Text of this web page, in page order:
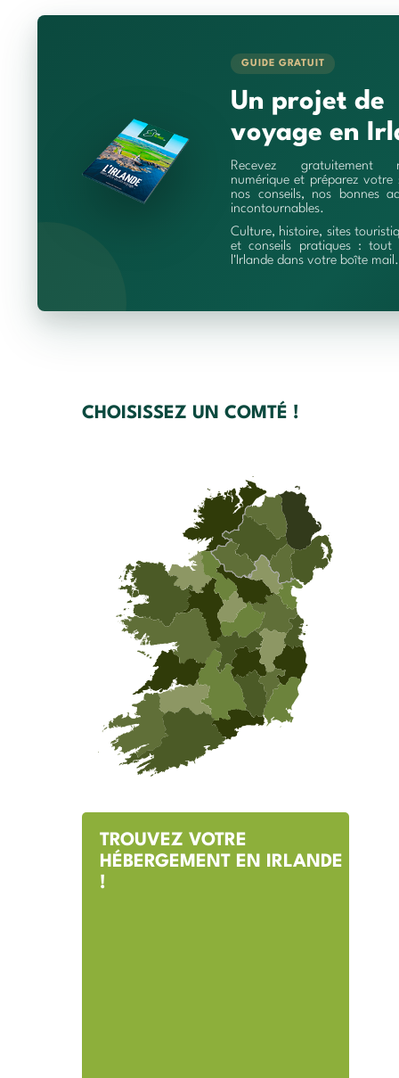
GUIDE GRATUIT
Un projet de
voyage en
Recevez gratuitement
numérique et préparez votre
nos conseils, nos bonnes
incontournables.
Culture, histoire, sites
et conseils pratiques : tout
l'Irlande dans votre boîte mail.
CHOISISSEZ UN COMTÉ !
TROUVEZ VOTRE
HÉBERGEMENT EN IRLANDE
!